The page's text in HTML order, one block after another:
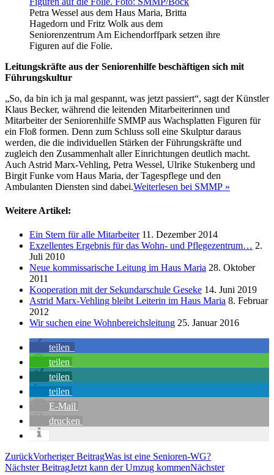
Petra Wessel aus dem Haus Maria, Britta
Hagedorn und Fritz Wolk aus dem
Seniorenzentrum Am Eichendorffpark setzen ihre
Figuren auf die Folie.
Leitungskräfte aus der Seniorenhilfe beschäftigen sich mit
Führungskultur
„So, da bin ich ja mal gespannt, was jetzt passiert“, sagt der Künstler
Klaus Becker, während die leitenden Mitarbeiterinnen und
Mitarbeiter der Seniorenhilfe SMMP aus Wachsplatten Figuren für
ein Floß formen. Denn zum Schluss soll eine Skulptur daraus
werden, die die individuellen Stärken der Führungskräfte und
zugleich den Zusammenhalt aller Einrichtungen deutlich macht.
Auch Astrid Marx-Vehling, Petra Wessel, Ulrike Stukenberg und
Birgit Funke vom Haus Maria, der Tagespflege und den
Ambulanten Diensten sind dabei.Weiterlesen bei SMMP »
Weitere Artikel:
Ein Stern für alle Mitarbeiter11. Dezember 2014
Exzellentes Ergebnis für das Wohn- und Pflegezentrum… 2.
Juli 2010
Neue kommissarische Leitung im Haus Maria 28. Oktober
2011
Kooperation mit der Sekundarschule Geseke 14. Juni 2019
Astrid Marx-Vehling bleibt Leiterin im Haus Maria 8. Februar
2012
Wir suchen eine Wohnbereichsleitung 25. Januar 2016
teilen
teilen
teilen
teilen
E-Mail
drucken
ZurückVorheriger BeitragWas ist eine Senioren-WG?
Nächster BeitragJetzt kann der Umzug kommenNächster